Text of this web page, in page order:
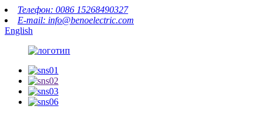
Телефон: 0086 15268490327
E-mail: info@benoelectric.com
English